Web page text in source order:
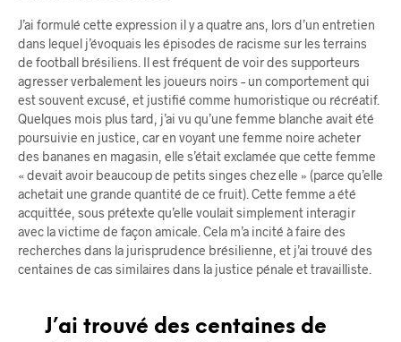
J’ai formulé cette expression il y a quatre ans, lors d’un entretien
dans lequel j’évoquais les épisodes de racisme sur les terrains
de football brésiliens. Il est fréquent de voir des supporteurs
agresser verbalement les joueurs noirs – un comportement qui
est souvent excusé, et justifié comme humoristique ou récréatif.
Quelques mois plus tard, j’ai vu qu’une femme blanche avait été
poursuivie en justice, car en voyant une femme noire acheter
des bananes en magasin, elle s’était exclamée que cette femme
« devait avoir beaucoup de petits singes chez elle » (parce qu’elle
achetait une grande quantité de ce fruit). Cette femme a été
acquittée, sous prétexte qu’elle voulait simplement interagir
avec la victime de façon amicale. Cela m’a incité à faire des
recherches dans la jurisprudence brésilienne, et j’ai trouvé des
centaines de cas similaires dans la justice pénale et travailliste.
J’ai trouvé des centaines de